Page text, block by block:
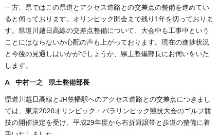
一方、県ではこの県道とアクセス道路との交差点の整備を進めてい
ると伺っております。オリンピック開会まで残り1年を切っておりま
す。県道川越日高線の交差点整備について、大会中も工事中という
ことにはならないか心配の声も上がっております。現在の進捗状況
と今後の見通しはいかがでしょうか、県土整備部長にお伺いをいた
します。
A 中村一之 県土整備部長
県道川越日高線とJR笠幡駅へのアクセス道路との交差点につきまし
ては、東京2020オリンピック・パラリンピック競技大会のゴルフ競
技の開催決定を受け、平成29年度から右折避譲帯と歩道の整備に着